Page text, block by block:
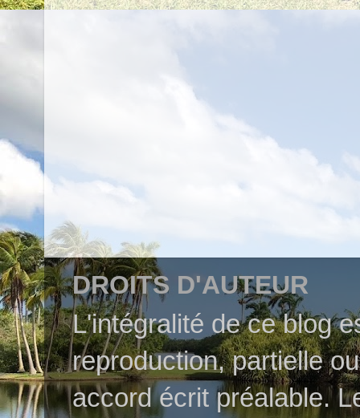
DROITS D'AUTEUR
L'intégralité de ce blog
reproduction, partielle
accord écrit préalable.